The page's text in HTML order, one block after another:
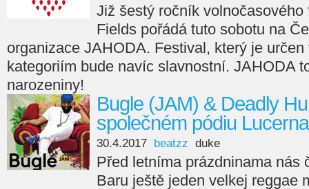
Již šestý ročník
Fields pořádá tuto sobotu na
organizace JAHODA. Festival, který je
kategoriím bude navíc slavnostní. JAHODA
narozeniny!
Bugle (JAM) & Deadly
společném pódiu
30.4.2017 beatzz duke
Před letníma prázdninama nás
Baru ještě jeden velkej reggae